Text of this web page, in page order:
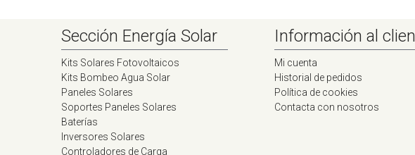
Sección Energía Solar
Kits Solares Fotovoltaicos
Kits Bombeo Agua Solar
Paneles Solares
Soportes Paneles Solares
Baterías
Inversores Solares
Controladores de Carga
Información al
Mi cuenta
Historial de pedidos
Política de cookies
Contacta con nosotros